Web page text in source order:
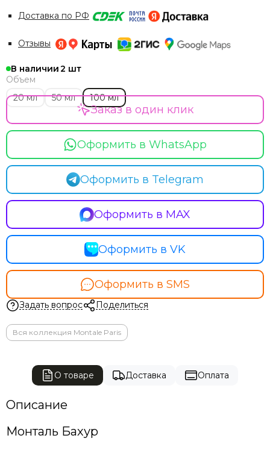
Доставка по РФ
Отзывы
В наличии2
Объем
20 мл
50 мл 100 мл
Оформить в WhatsApp
Оформить в Telegram
Оформить в MAX
Оформить в VK
Оформить в SMS
Заказ в один клик
Задать вопрос Поделиться
Вся коллекция Montale Paris
О товаре Доставка Оплата
Описание
Монталь Бахур